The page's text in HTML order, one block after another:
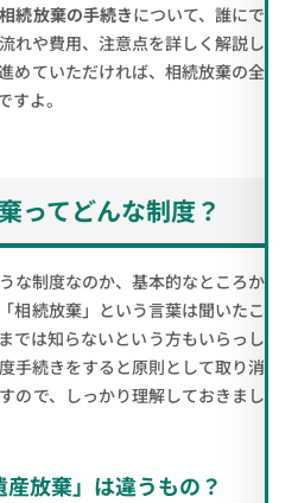
相続放棄の手続きについて、誰にで
れや費用、注意点を詳しく解説し
めていただければ、相続放棄の全
すよ。
ってどんな制度？
な制度なのか、基本的なところか
相続放棄」という言葉は聞いたこ
では知らないという方もいらっし
手続きをすると原則として取り消
ので、しっかり理解しておきまし
産放棄」は違うもの？